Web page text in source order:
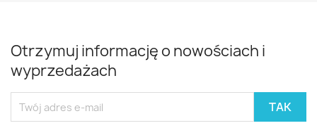
Otrzymuj informację o nowościach i
wyprzedażach